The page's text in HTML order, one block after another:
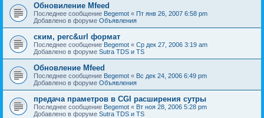
Обновиление Mfeed
Последнее сообщение Begemot « Пт янв 26, 2007 6:58 pm
Добавлено в форуме Объявления
ским, perc&url формат
Последнее сообщение Begemot « Ср дек 27, 2006 3:19 am
Добавлено в форуме Sutra TDS и TS
Обновление Mfeed
Последнее сообщение Begemot « Вс дек 24, 2006 6:49 pm
Добавлено в форуме Объявления
предача праметров в CGI расширения сутры
Последнее сообщение Begemot « Вт ноя 28, 2006 5:28 pm
Добавлено в форуме Sutra TDS и TS